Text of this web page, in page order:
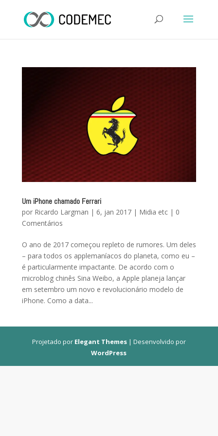
Um iPhone chamado Ferrari
por Ricardo Largman | 6, jan 2017| Midia etc| 0
Comentários
O ano de 2017 começou repleto de rumores. Um deles
– para todos os applemaníacos do planeta, como eu –
é particularmente impactante. De acordo com o
microblog chinês Sina Weibo, a Apple planeja lançar
em setembro um novo e revolucionário modelo de
iPhone. Como a data...
Projetado por Elegant Themes| Desenvolvido por
WordPress